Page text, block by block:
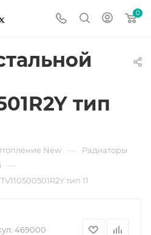
0
тип
New — Радиаторы
—
тип 11
469000